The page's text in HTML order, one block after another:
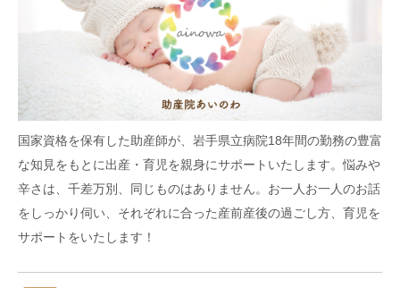
美容カイロひみこのブログ
美容カイロひみこのブログ
６月の予定
(2026/6/1)
美容カイロひみこのブログ
(2026/4/29)
国家資格を保有した助産師が、岩手県立病院18年間の勤務の豊富
な知見をもとに出産・育児を親身にサポートいたします。悩みや
辛さは、千差万別、同じものはありません。お一人お一人のお話
をしっかり伺い、それぞれに合った産前産後の過ごし方、育児を
サポートをいたします！